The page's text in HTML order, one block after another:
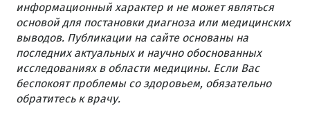
информационный характер и не может являться
основой для постановки диагноза или медицинских
выводов. Публикации на сайте основаны на
последних актуальных и научно обоснованных
исследованиях в области медицины. Если Вас
беспокоят проблемы со здоровьем, обязательно
обратитесь к врачу.